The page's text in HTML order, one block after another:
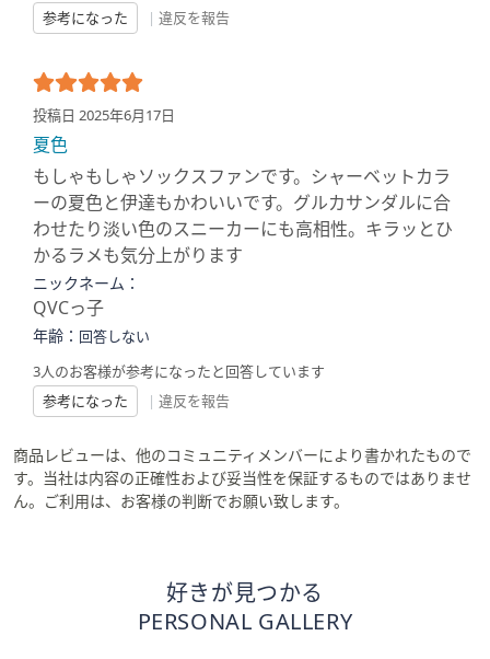
参考になった | 違反を報告
投稿日 2025年6月17日
夏色
もしゃもしゃソックスファンです。シャーベットカラ
ーの夏色と伊達もかわいいです。グルカサンダルに合
わせたり淡い色のスニーカーにも高相性。キラッとひ
かるラメも気分上がります
ニックネーム：
QVCっ子
年齢： 回答しない
3人のお客様が参考になったと回答しています
参考になった
| 違反を報告
商品レビューは、他のコミュニティメンバーにより書かれたもので
す。当社は内容の正確性および妥当性を保証するものではありませ
ん。ご利用は、お客様の判断でお願い致します。
好きが見つかる
PERSONAL GALLERY